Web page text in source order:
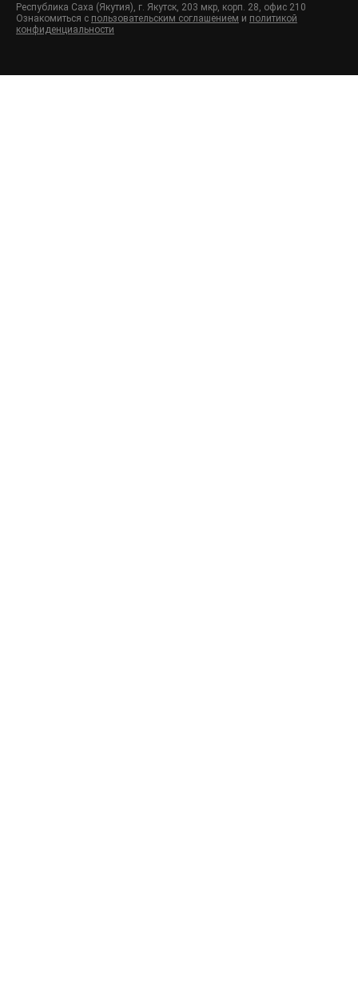
Республика Саха (Якутия), г. Якутск, 203 мкр, корп. 28, офис 210
Ознакомиться с пользовательским соглашением и политикой
конфиденциальности